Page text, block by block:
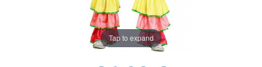
Tap to expand